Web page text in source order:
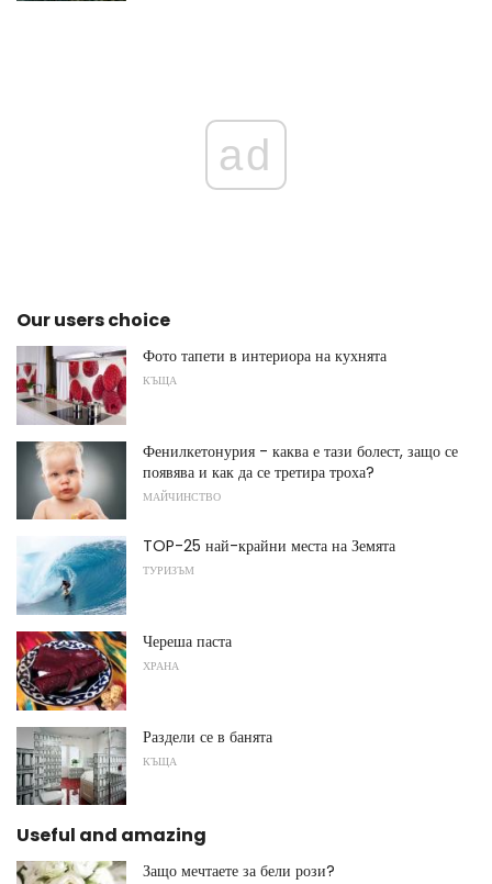
ad
Our users choice
Фото тапети в интериора на кухнята
КЪЩА
Фенилкетонурия - каква е тази болест, защо се
появява и как да се третира троха?
МАЙЧИНСТВО
TOP-25 най-крайни места на Земята
ТУРИЗЪМ
Череша паста
ХРАНА
Раздели се в банята
КЪЩА
Useful and amazing
Защо мечтаете за бели рози?